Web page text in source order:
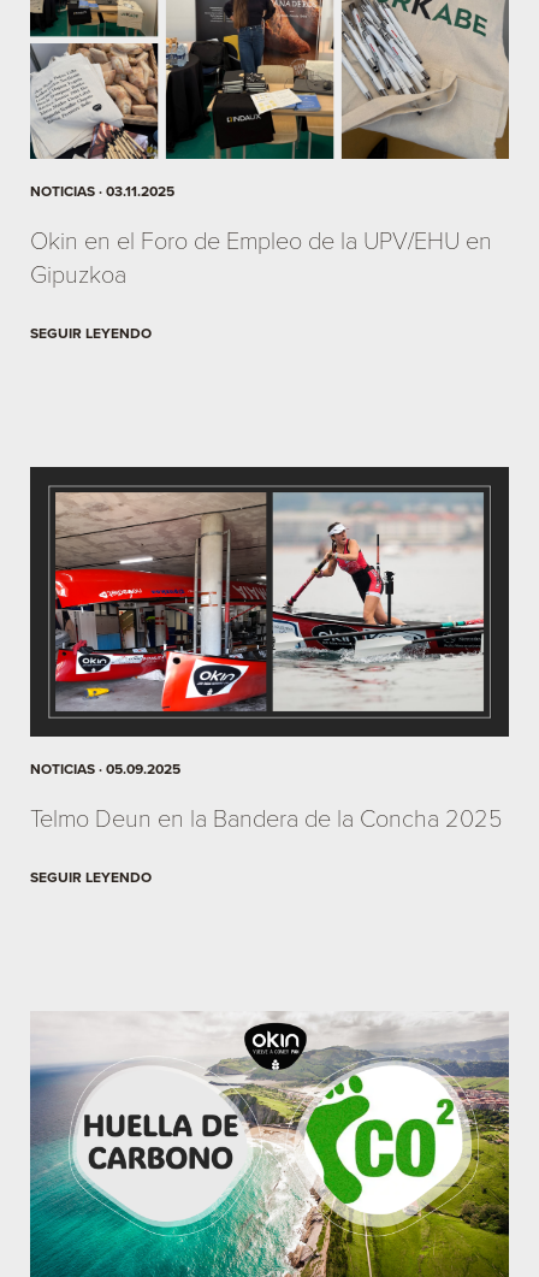
NOTICIAS · 03.11.2025
Okin en el Foro de Empleo de la UPV/EHU en
Gipuzkoa
SEGUIR LEYENDO
NOTICIAS · 05.09.2025
Telmo Deun en la Bandera de la Concha 2025
SEGUIR LEYENDO